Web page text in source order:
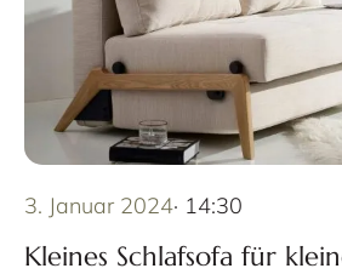
3. Januar 2024· 14:30
Kleines Schlafsofa für